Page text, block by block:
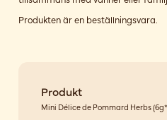
Produkten är en beställningsvara.
Produkt
Mini Délice de Pommard Herbs